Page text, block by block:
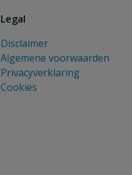
Legal
Disclaimer
Algemene voorwaarden
Privacyverklaring
Cookies